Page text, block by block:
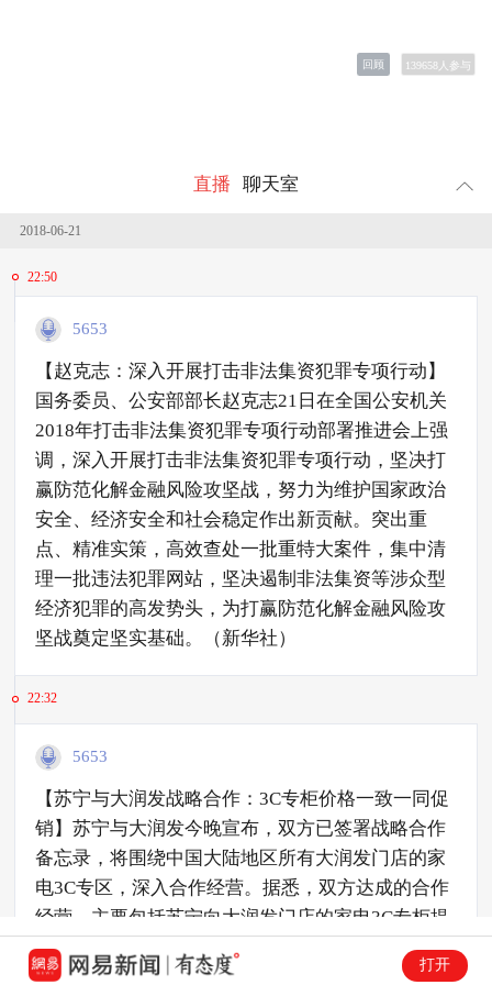
回顾 139658 人参与
直播 聊天室
2018-06-21
22:50
5653
【赵克志：深入开展打击非法集资犯罪专项行动】
国务委员、公安部部长赵克志21日在全国公安机关
2018年打击非法集资犯罪专项行动部署推进会上强
调，深入开展打击非法集资犯罪专项行动，坚决打
赢防范化解金融风险攻坚战，努力为维护国家政治
安全、经济安全和社会稳定作出新贡献。突出重
点、精准实策，高效查处一批重特大案件，集中清
理一批违法犯罪网站，坚决遏制非法集资等涉众型
经济犯罪的高发势头，为打赢防范化解金融风险攻
坚战奠定坚实基础。（新华社）
22:32
5653
【苏宁与大润发战略合作：3C专柜价格一致一同促
销】苏宁与大润发今晚宣布，双方已签署战略合作
备忘录，将围绕中国大陆地区所有大润发门店的家
电3C专区，深入合作经营。据悉，双方达成的合作
经营，主要包括苏宁向大润发门店的家电3C专柜提
供供应链集中采购的货物，以及苏宁在家电3C市场
上多年积累的经营能力和市场经验。同时，未来大
打开